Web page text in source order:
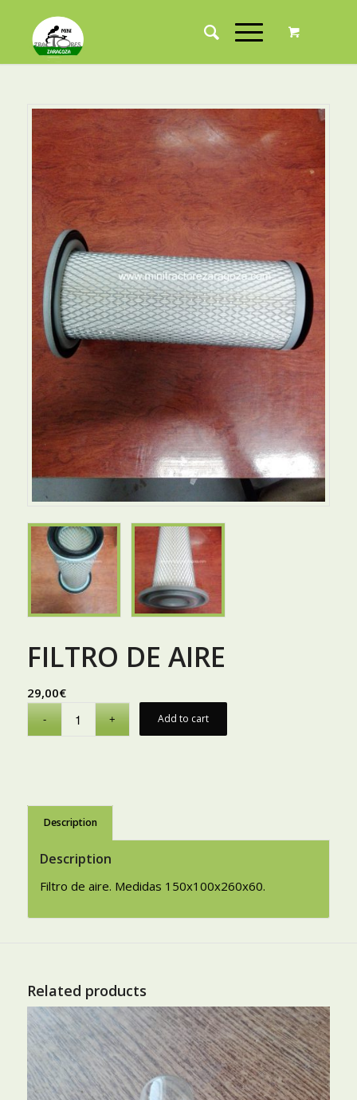
FILTRO DE AIRE
29,00€
Add to cart
Description
Description
Filtro de aire. Medidas 150x100x260x60.
Related products